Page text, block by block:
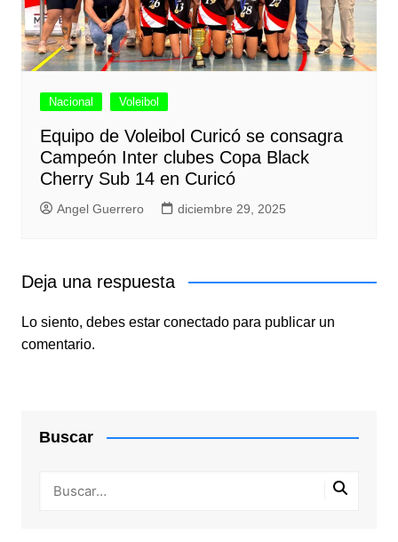
Nacional Voleibol
Equipo de Voleibol Curicó se consagra
Campeón Inter clubes Copa Black
Cherry Sub 14 en Curicó
Angel Guerrero diciembre 29, 2025
Deja una respuesta
Lo siento, debes estar conectadopara publicar un
comentario.
Buscar